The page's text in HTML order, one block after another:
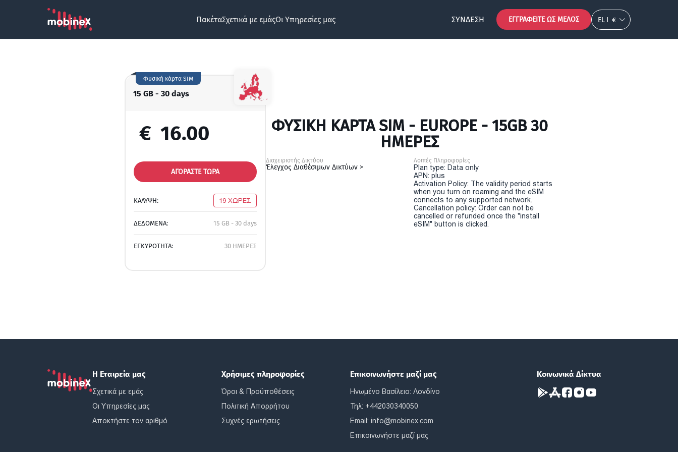
ΠακέταΣχετικά με εμάςΟι Υπηρεσίες μας ΣΎΝΔΕΣΗ ΕΓΓΡΑΦΕΊΤΕ ΩΣ ΜΈΛΟΣ EL €
15 GB - 30 days
Φυσική κάρτα SIM
€ 16.00
ΑΓΟΡΑΣΤΕ ΤΩΡΑ
ΚΑΛΥΨΗ: 19 ΧΩΡΕΣ
ΔΕΔΟΜΕΝΑ: 15 GB - 30 days
ΕΓΚΥΡΟΤΗΤΑ: 30 ΗΜΕΡΕΣ
ΦΥΣΙΚΉ ΚΆΡΤΑ SIM - EUROPE - 15GB 30
ΗΜΕΡΕΣ
Διαχειριστής Δικτύου
Έλεγχος Διαθέσιμων Δικτύων >
Λοιπές Πληροφορίες
Plan type: Data only
APN: plus
Activation Policy: The validity period starts
when you turn on roaming and the eSIM
connects to any supported network.
Cancellation policy: Order can not be
cancelled or refunded once the "install
eSIM" button is clicked.
Η Εταιρεία μας
Σχετικά με εμάς
Οι Υπηρεσίες μας
Αποκτήστε τον αριθμό
Χρήσιμες πληροφορίες
Όροι & Προϋποθέσεις
Πολιτική Απορρήτου
Συχνές ερωτήσεις
Επικοινωνήστε μαζί μας
Ηνωμένο Βασίλειο: Λονδίνο
Τηλ: +442030340050
Email:info@mobinex.com
Επικοινωνήστε μαζί μας
Κοινωνικά Δίκτυα